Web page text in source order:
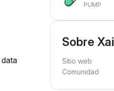
PUMP
Sobre Xai
Sitio web
Comunidad